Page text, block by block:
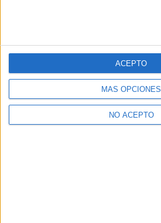
MÁS OPCIONES
NO ACEPTO
ACEPTO